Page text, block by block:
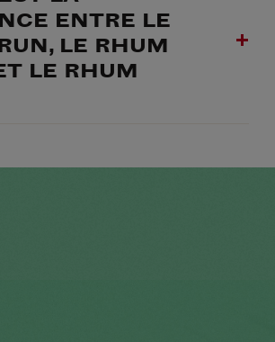
ENTRE LE
LE RHUM
LE RHUM